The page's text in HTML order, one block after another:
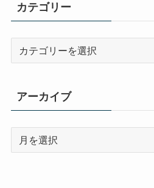
カテゴリー
ー
アーカイブ